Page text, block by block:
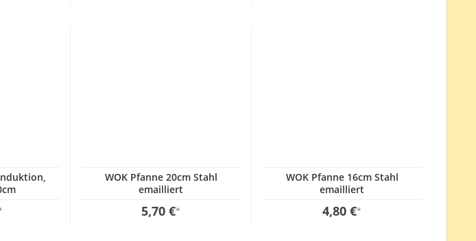
WOK Pfanne 20cm Stahl
emailliert
5,70 €*
WOK Pfanne 16cm Stahl
emailliert
4,80 €*